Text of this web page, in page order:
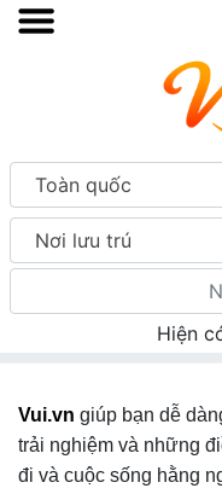
Toàn quốc
Nơi lưu trú
Hiện
Vui.vn giúp bạn dễ
trải nghiệm và những
đi và cuộc sống hằng